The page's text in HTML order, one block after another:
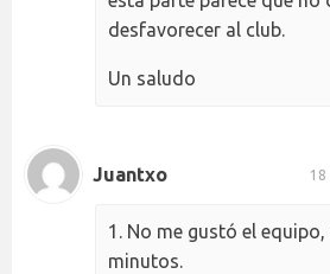
desfavorecer al club.
Un saludo
Juantxo 18
1. No me gustó el
minutos.